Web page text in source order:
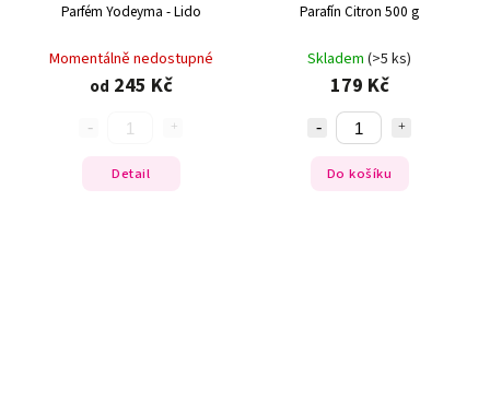
Parfém Yodeyma - Lido
Momentálně nedostupné
od 245 Kč
Detail
Parafín Citron 500 g
Skladem (>5 ks)
179 Kč
Do košíku